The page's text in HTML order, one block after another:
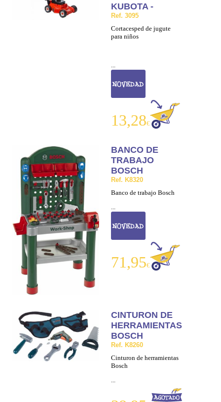
KUBOTA -
Ref. 3095
Cortacesped de jugute
para niños
...
13,28€
BANCO DE
TRABAJO
BOSCH
Ref. K8320
Banco de trabajo Bosch
...
71,95€
CINTURON DE
HERRAMIENTAS
BOSCH
Ref. K8260
Cinturon de herramientas
Bosch
...